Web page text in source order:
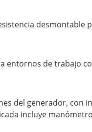
desmontable
entornos de trabajo
del generador, con
incluye